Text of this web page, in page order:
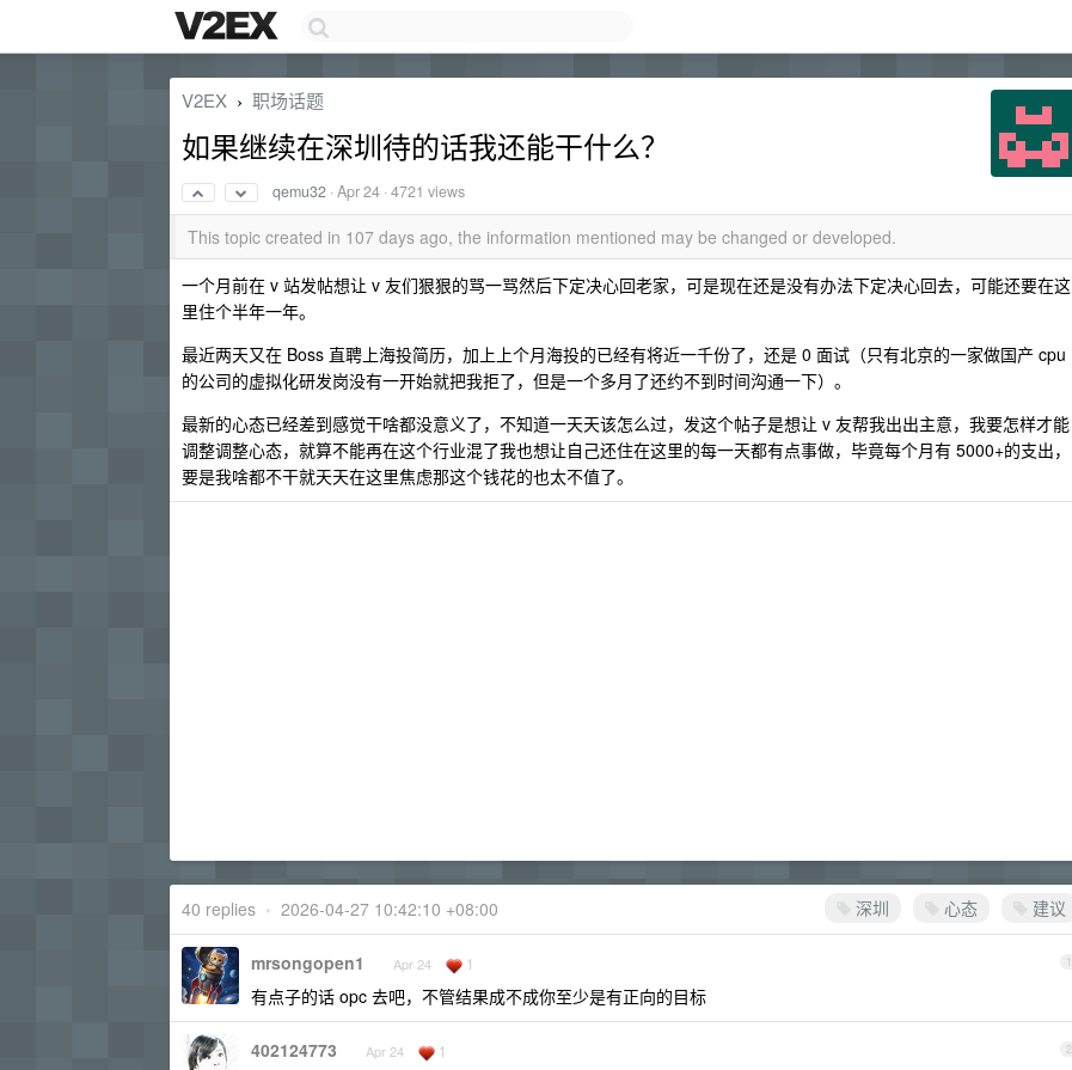
V2EX › 职场话题
如果继续在深圳待的话我还能干什么？
qemu32 ·Apr 24 · 4721 views
This topic created in 107 days ago, the information mentioned may be changed or developed.
一个月前在 v 站发帖想让 v 友们狠狠的骂一骂然后下定决心回老家，可是现在还是没有办法下定决心回去，可能还要在这
里住个半年一年。
最近两天又在 Boss 直聘上海投简历，加上上个月海投的已经有将近一千份了，还是 0 面试（只有北京的一家做国产 cpu
的公司的虚拟化研发岗没有一开始就把我拒了，但是一个多月了还约不到时间沟通一下）。
最新的心态已经差到感觉干啥都没意义了，不知道一天天该怎么过，发这个帖子是想让 v 友帮我出出主意，我要怎样才能
调整调整心态，就算不能再在这个行业混了我也想让自己还住在这里的每一天都有点事做，毕竟每个月有 5000+的支出，
要是我啥都不干就天天在这里焦虑那这个钱花的也太不值了。
深圳 心态 建议
40 replies • 2026-04-27 10:42:10 +08:00
1
mrsongopen1 Apr 24 1
有点子的话 opc 去吧，不管结果成不成你至少是有正向的目标
2
402124773 Apr 24 1